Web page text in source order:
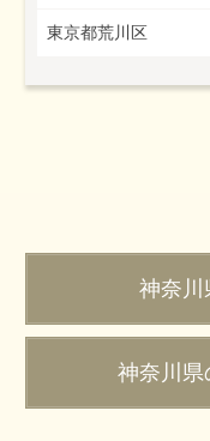
東京都荒川区
神奈川
神奈川県